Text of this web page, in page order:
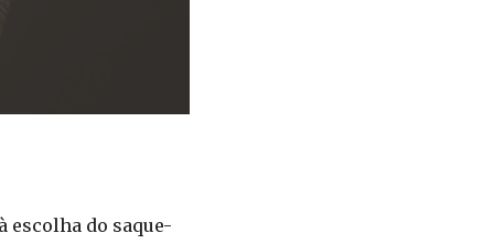
escolha do saque-